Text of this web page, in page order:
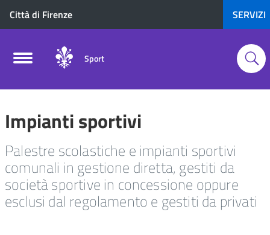
Città di Firenze SERVIZI
Sport
Impianti sportivi
Palestre scolastiche e impianti sportivi
comunali in gestione diretta, gestiti da
società sportive in concessione oppure
esclusi dal regolamento e gestiti da privati